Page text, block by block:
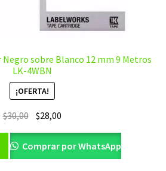
sobre Blanco 12 mm 9 Metros
LK-4WBN
¡OFERTA!
$30,00 El
original
era:
$28,00
actual
es:
Comprar por WhatsApp